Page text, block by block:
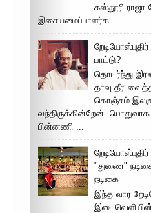
கஸ்தூரி
இசையமைப்பாளர்க...
பாட்டு்?
தொடர்ந்து
தாவு தீர
கொஞ்சம்
வந்திருக்கின்றேன். பொதுவாக
பின்னணி ...
"துணை"
நடிகை
இந்த வார